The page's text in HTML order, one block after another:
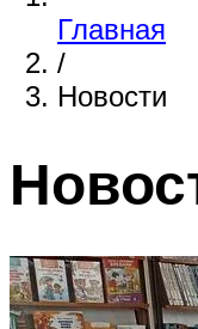
Главная
/
Новости